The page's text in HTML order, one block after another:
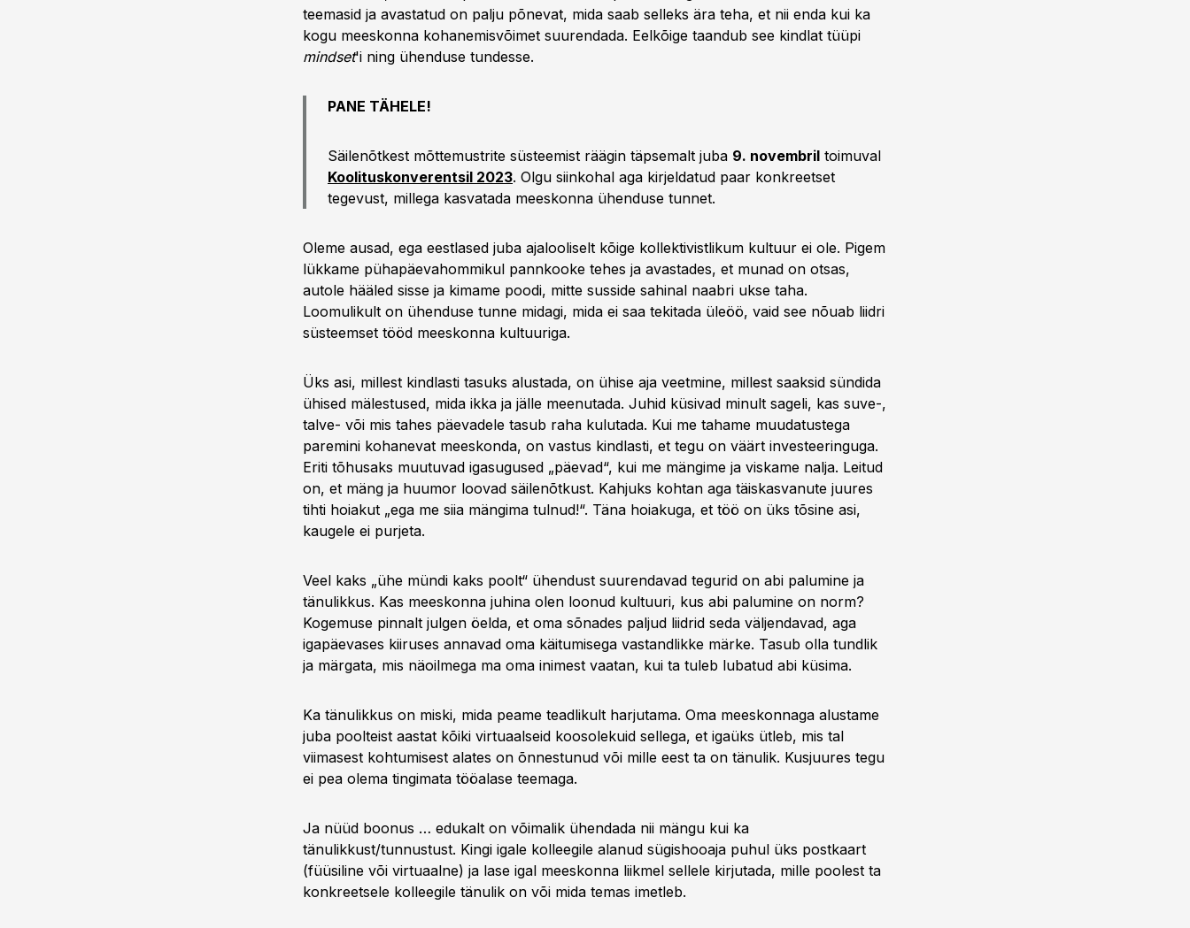
teemasid ja avastatud on palju põnevat, mida saab selleks ära teha, et nii enda kui ka
kogu meeskonna kohanemisvõimet suurendada. Eelkõige taandub see kindlat tüüpi
mindset'i ning ühenduse tundesse.
PANE TÄHELE!
Säilenõtkest mõttemustrite süsteemist räägin täpsemalt juba 9. novembril toimuval
Koolituskonverentsil 2023. Olgu siinkohal aga kirjeldatud paar konkreetset
tegevust, millega kasvatada meeskonna ühenduse tunnet.
Oleme ausad, ega eestlased juba ajalooliselt kõige kollektivistlikum kultuur ei ole. Pigem
lükkame pühapäevahommikul pannkooke tehes ja avastades, et munad on otsas,
autole hääled sisse ja kimame poodi, mitte susside sahinal naabri ukse taha.
Loomulikult on ühenduse tunne midagi, mida ei saa tekitada üleöö, vaid see nõuab liidri
süsteemset tööd meeskonna kultuuriga.
Üks asi, millest kindlasti tasuks alustada, on ühise aja veetmine, millest saaksid sündida
ühised mälestused, mida ikka ja jälle meenutada. Juhid küsivad minult sageli, kas suve-,
talve- või mis tahes päevadele tasub raha kulutada. Kui me tahame muudatustega
paremini kohanevat meeskonda, on vastus kindlasti, et tegu on väärt investeeringuga.
Eriti tõhusaks muutuvad igasugused „päevad“, kui me mängime ja viskame nalja. Leitud
on, et mäng ja huumor loovad säilenõtkust. Kahjuks kohtan aga täiskasvanute juures
tihti hoiakut „ega me siia mängima tulnud!“. Täna hoiakuga, et töö on üks tõsine asi,
kaugele ei purjeta.
Veel kaks „ühe mündi kaks poolt“ ühendust suurendavad tegurid on abi palumine ja
tänulikkus. Kas meeskonna juhina olen loonud kultuuri, kus abi palumine on norm?
Kogemuse pinnalt julgen öelda, et oma sõnades paljud liidrid seda väljendavad, aga
igapäevases kiiruses annavad oma käitumisega vastandlikke märke. Tasub olla tundlik
ja märgata, mis näoilmega ma oma inimest vaatan, kui ta tuleb lubatud abi küsima.
Ka tänulikkus on miski, mida peame teadlikult harjutama. Oma meeskonnaga alustame
juba poolteist aastat kõiki virtuaalseid koosolekuid sellega, et igaüks ütleb, mis tal
viimasest kohtumisest alates on õnnestunud või mille eest ta on tänulik. Kusjuures tegu
ei pea olema tingimata tööalase teemaga.
Ja nüüd boonus … edukalt on võimalik ühendada nii mängu kui ka
tänulikkust/tunnustust. Kingi igale kolleegile alanud sügishooaja puhul üks postkaart
(füüsiline või virtuaalne) ja lase igal meeskonna liikmel sellele kirjutada, mille poolest ta
konkreetsele kolleegile tänulik on või mida temas imetleb.